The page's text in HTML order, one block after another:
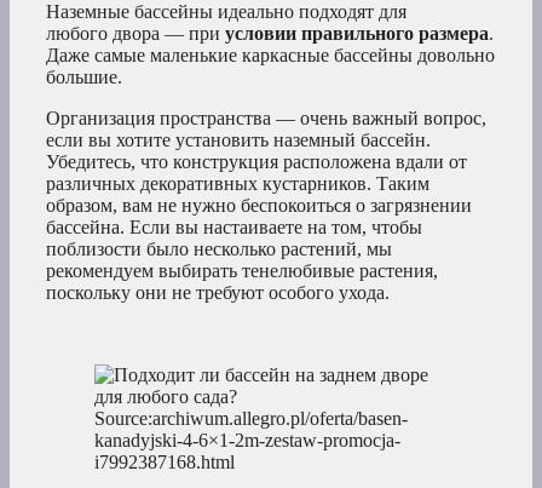
Наземные бассейны идеально подходят для
любого двора — при условии правильного размера.
Даже самые маленькие каркасные бассейны довольно
большие.
Организация пространства — очень важный вопрос,
если вы хотите установить наземный бассейн.
Убедитесь, что конструкция расположена вдали от
различных декоративных кустарников. Таким
образом, вам не нужно беспокоиться о загрязнении
бассейна. Если вы настаиваете на том, чтобы
поблизости было несколько растений, мы
рекомендуем выбирать тенелюбивые растения,
поскольку они не требуют особого ухода.
Source:archiwum.allegro.pl/oferta/basen-
kanadyjski-4-6×1-2m-zestaw-promocja-
i7992387168.html